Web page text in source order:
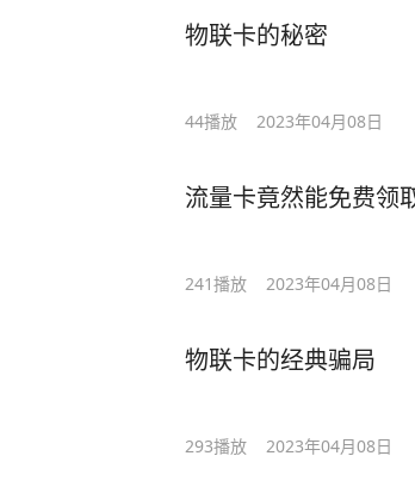
物联卡的秘密
44播放 2023年04月08日
流量卡竟然能免费领
241播放 2023年04月08日
物联卡的经典骗局
293播放 2023年04月08日